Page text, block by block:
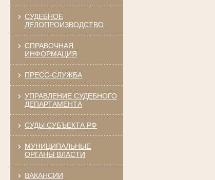
СУДЕБНОЕ
ДЕЛОПРОИЗВОДСТВО
СПРАВОЧНАЯ
ИНФОРМАЦИЯ
ПРЕСС-СЛУЖБА
УПРАВЛЕНИЕ СУДЕБНОГО
ДЕПАРТАМЕНТА
СУДЫ СУБЪЕКТА РФ
МУНИЦИПАЛЬНЫЕ
ОРГАНЫ ВЛАСТИ
ВАКАНСИИ